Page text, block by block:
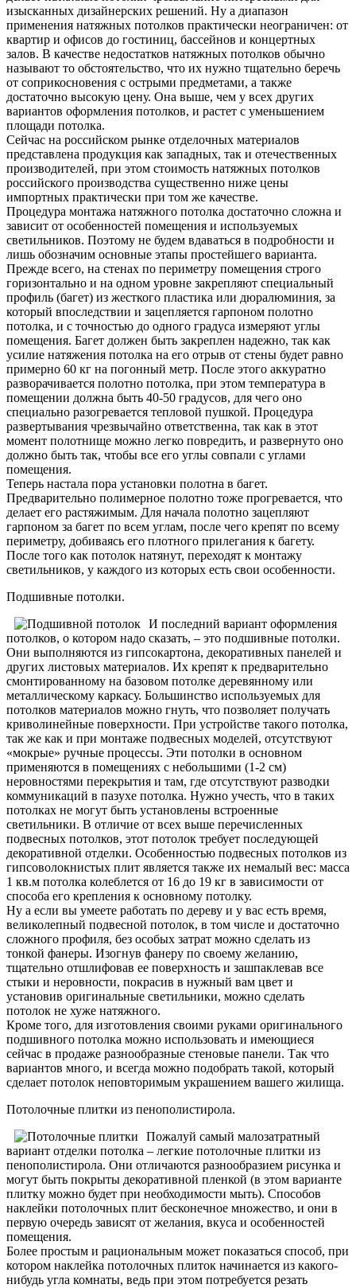
изысканных дизайнерских решений. Ну а диапазон
применения натяжных потолков практически неограничен: от
квартир и офисов до гостиниц, бассейнов и концертных
залов. В качестве недостатков натяжных потолков обычно
называют то обстоятельство, что их нужно тщательно беречь
от соприкосновения с острыми предметами, а также
достаточно высокую цену. Она выше, чем у всех других
вариантов оформления потолков, и растет с уменьшением
площади потолка.
Сейчас на российском рынке отделочных материалов
представлена продукция как западных, так и отечественных
производителей, при этом стоимость натяжных потолков
российского производства существенно ниже цены
импортных практически при том же качестве.
Процедура монтажа натяжного потолка достаточно сложна и
зависит от особенностей помещения и используемых
светильников. Поэтому не будем вдаваться в подробности и
лишь обозначим основные этапы простейшего варианта.
Прежде всего, на стенах по периметру помещения строго
горизонтально и на одном уровне закрепляют специальный
профиль (багет) из жесткого пластика или дюралюминия, за
который впоследствии и зацепляется гарпоном полотно
потолка, и с точностью до одного градуса измеряют углы
помещения. Багет должен быть закреплен надежно, так как
усилие натяжения потолка на его отрыв от стены будет равно
примерно 60 кг на погонный метр. После этого аккуратно
разворачивается полотно потолка, при этом температура в
помещении должна быть 40-50 градусов, для чего оно
специально разогревается тепловой пушкой. Процедура
развертывания чрезвычайно ответственна, так как в этот
момент полотнище можно легко повредить, и развернуто оно
должно быть так, чтобы все его углы совпали с углами
помещения.
Теперь настала пора установки полотна в багет.
Предварительно полимерное полотно тоже прогревается, что
делает его растяжимым. Для начала полотно зацепляют
гарпоном за багет по всем углам, после чего крепят по всему
периметру, добиваясь его плотного прилегания к багету.
После того как потолок натянут, переходят к монтажу
светильников, у каждого из которых есть свои особенности.
Подшивные потолки.
И последний вариант оформления
потолков, о котором надо сказать, – это подшивные потолки.
Они выполняются из гипсокартона, декоративных панелей и
других листовых материалов. Их крепят к предварительно
смонтированному на базовом потолке деревянному или
металлическому каркасу. Большинство используемых для
потолков материалов можно гнуть, что позволяет получать
криволинейные поверхности. При устройстве такого потолка,
так же как и при монтаже подвесных моделей, отсутствуют
«мокрые» ручные процессы. Эти потолки в основном
применяются в помещениях с небольшими (1-2 см)
неровностями перекрытия и там, где отсутствуют разводки
коммуникаций в пазухе потолка. Нужно учесть, что в таких
потолках не могут быть установлены встроенные
светильники. В отличие от всех выше перечисленных
подвесных потолков, этот потолок требует последующей
декоративной отделки. Особенностью подвесных потолков из
гипсоволокнистых плит является также их немалый вес: масса
1 кв.м потолка колеблется от 16 до 19 кг в зависимости от
способа его крепления к основному потолку.
Ну а если вы умеете работать по дереву и у вас есть время,
великолепный подвесной потолок, в том числе и достаточно
сложного профиля, без особых затрат можно сделать из
тонкой фанеры. Изогнув фанеру по своему желанию,
тщательно отшлифовав ее поверхность и зашпаклевав все
стыки и неровности, покрасив в нужный вам цвет и
установив оригинальные светильники, можно сделать
потолок не хуже натяжного.
Кроме того, для изготовления своими руками оригинального
подшивного потолка можно использовать и имеющиеся
сейчас в продаже разнообразные стеновые панели. Так что
вариантов много, и всегда можно подобрать такой, который
сделает потолок неповторимым украшением вашего жилища.
Потолочные плитки из пенополистирола.
Пожалуй самый малозатратный
вариант отделки потолка – легкие потолочные плитки из
пенополистирола. Они отличаются разнообразием рисунка и
могут быть покрыты декоративной пленкой (в этом варианте
плитку можно будет при необходимости мыть). Способов
наклейки потолочных плит бесконечное множество, и они в
первую очередь зависят от желания, вкуса и особенностей
помещения.
Более простым и рациональным может показаться способ, при
котором наклейка потолочных плиток начинается из какого-
нибудь угла комнаты, ведь при этом потребуется резать